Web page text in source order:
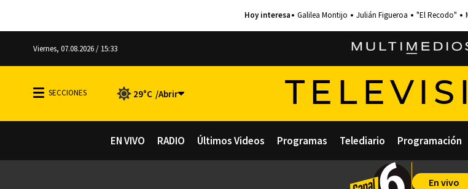
Galilea Montijo Julián Figueroa "El Recodo"
Viernes, 07.08.2026 / 15:33
29°C
EN VIVO RADIO Últimos Videos Programas Telediario Programación
En vivo